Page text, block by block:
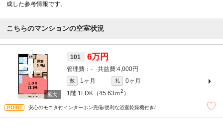
成した参考情報です。
こちらのマンションの空室状況
101 6万円
- 4,000円
敷 1ヶ月 礼
0ヶ月
1階 1LDK（45.63ｍ2 ）
安心のモニタ付インターホン完備/便利な浴室乾燥機付き/